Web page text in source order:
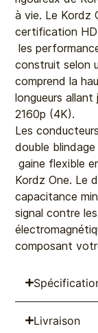
à vie. Le Kordz
certification
les
construit selon
comprend la
longueurs allant
2160p (4K).
Les
double blindage
gaine flexible
Kordz One. Le
capacitance
signal contre
composant
Livraison